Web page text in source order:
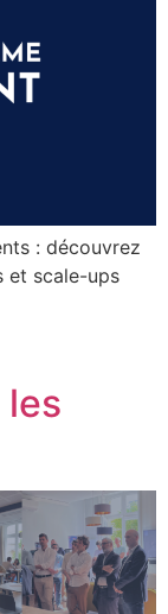
: découvrez
et scale-ups